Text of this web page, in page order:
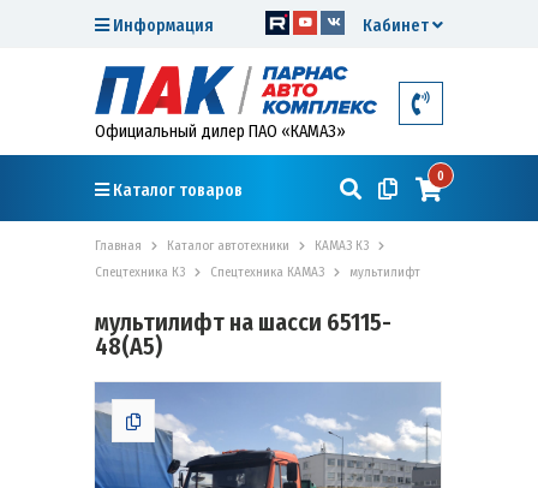
Кабинет
Информация
Официальный дилер ПАО «КАМАЗ»
Каталог товаров
0
Главная Каталог автотехники
КАМАЗ К3
Спецтехника К3
Спецтехника КАМАЗ мультилифт
мультилифт на шасси 65115-
48(A5)